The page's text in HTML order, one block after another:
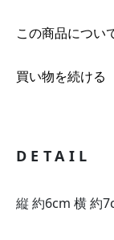
この商品につい
買い物を続ける
DETAIL
縦 約6cm 横 約